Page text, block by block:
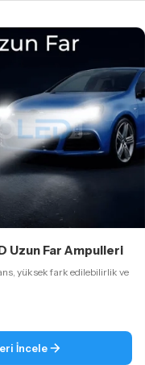
Uzun Far Ampulleri
yüksek fark edilebilirlik ve
İncele